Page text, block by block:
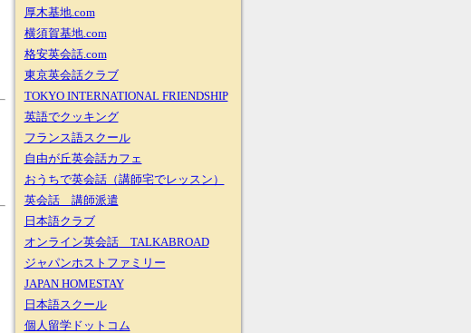
厚木基地.com
横須賀基地.com
格安英会話.com
東京英会話クラブ
TOKYO INTERNATIONAL FRIENDSHIP
英語でクッキング
フランス語スクール
自由が丘英会話カフェ
おうちで英会話（講師宅でレッスン）
英会話 講師派遣
日本語クラブ
オンライン英会話 TALKABROAD
ジャパンホストファミリー
JAPAN HOMESTAY
日本語スクール
個人留学ドットコム